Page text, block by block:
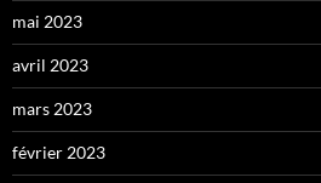
mai 2023
avril 2023
mars 2023
février 2023